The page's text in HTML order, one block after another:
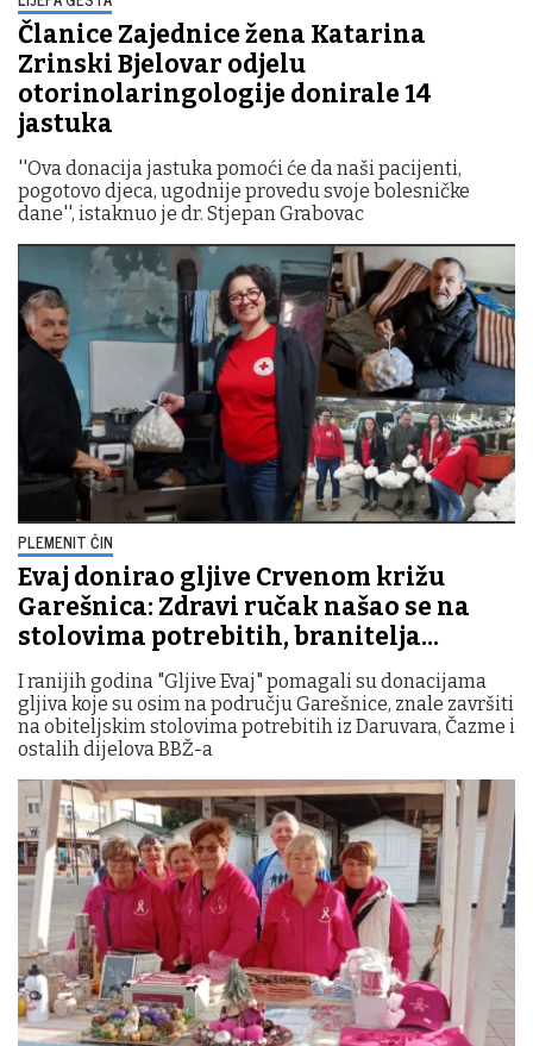
Članice Zajednice žena Katarina
Zrinski Bjelovar odjelu
otorinolaringologije donirale 14
jastuka
''Ova donacija jastuka pomoći će da naši pacijenti,
pogotovo djeca, ugodnije provedu svoje bolesničke
dane'', istaknuo je dr. Stjepan Grabovac
PLEMENIT ČIN
Evaj donirao gljive Crvenom križu
Garešnica: Zdravi ručak našao se na
stolovima potrebitih, branitelja...
I ranijih godina "Gljive Evaj" pomagali su donacijama
gljiva koje su osim na području Garešnice, znale završiti
na obiteljskim stolovima potrebitih iz Daruvara, Čazme i
ostalih dijelova BBŽ-a